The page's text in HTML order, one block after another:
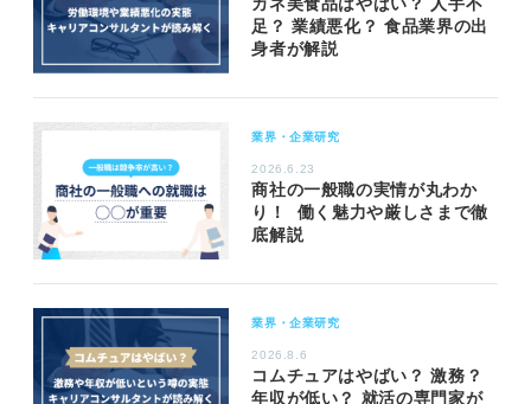
カネ美食品はやばい？ 人手不
足？ 業績悪化？ 食品業界の出
身者が解説
業界・企業研究
2026.6.23
商社の一般職の実情が丸わか
り！ 働く魅力や厳しさまで徹
底解説
業界・企業研究
2026.8.6
コムチュアはやばい？ 激務？
年収が低い？ 就活の専門家が